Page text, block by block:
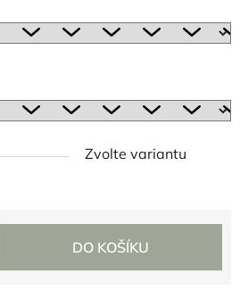
Zvolte variantu
DO KOŠÍKU